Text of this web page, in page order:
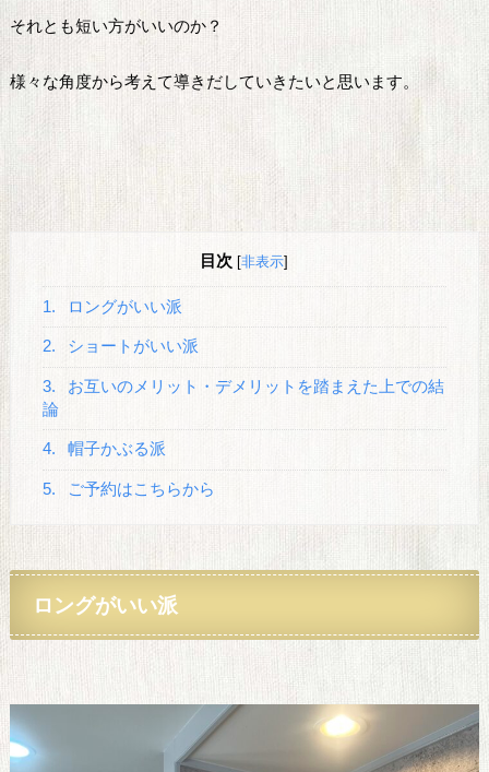
それとも短い方がいいのか？
様々な角度から考えて導きだしていきたいと思います。
目次 [非表示]
1. ロングがいい派
2. ショートがいい派
3.
お互いのメリット・デメリットを踏まえた上での結
論
4. 帽子かぶる派
5. ご予約はこちらから
ロングがいい派